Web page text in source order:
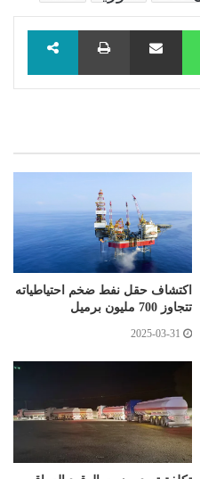
WhatsAppمشاركة عبر البريد طباعة
اكتشاف حقل نفط ضخم احتياطياته
تتجاوز 700 مليون برميل
2025-03-31